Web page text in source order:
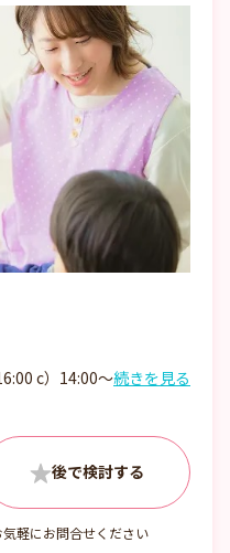
c）14:00～続きを見る
軽にお問合せください